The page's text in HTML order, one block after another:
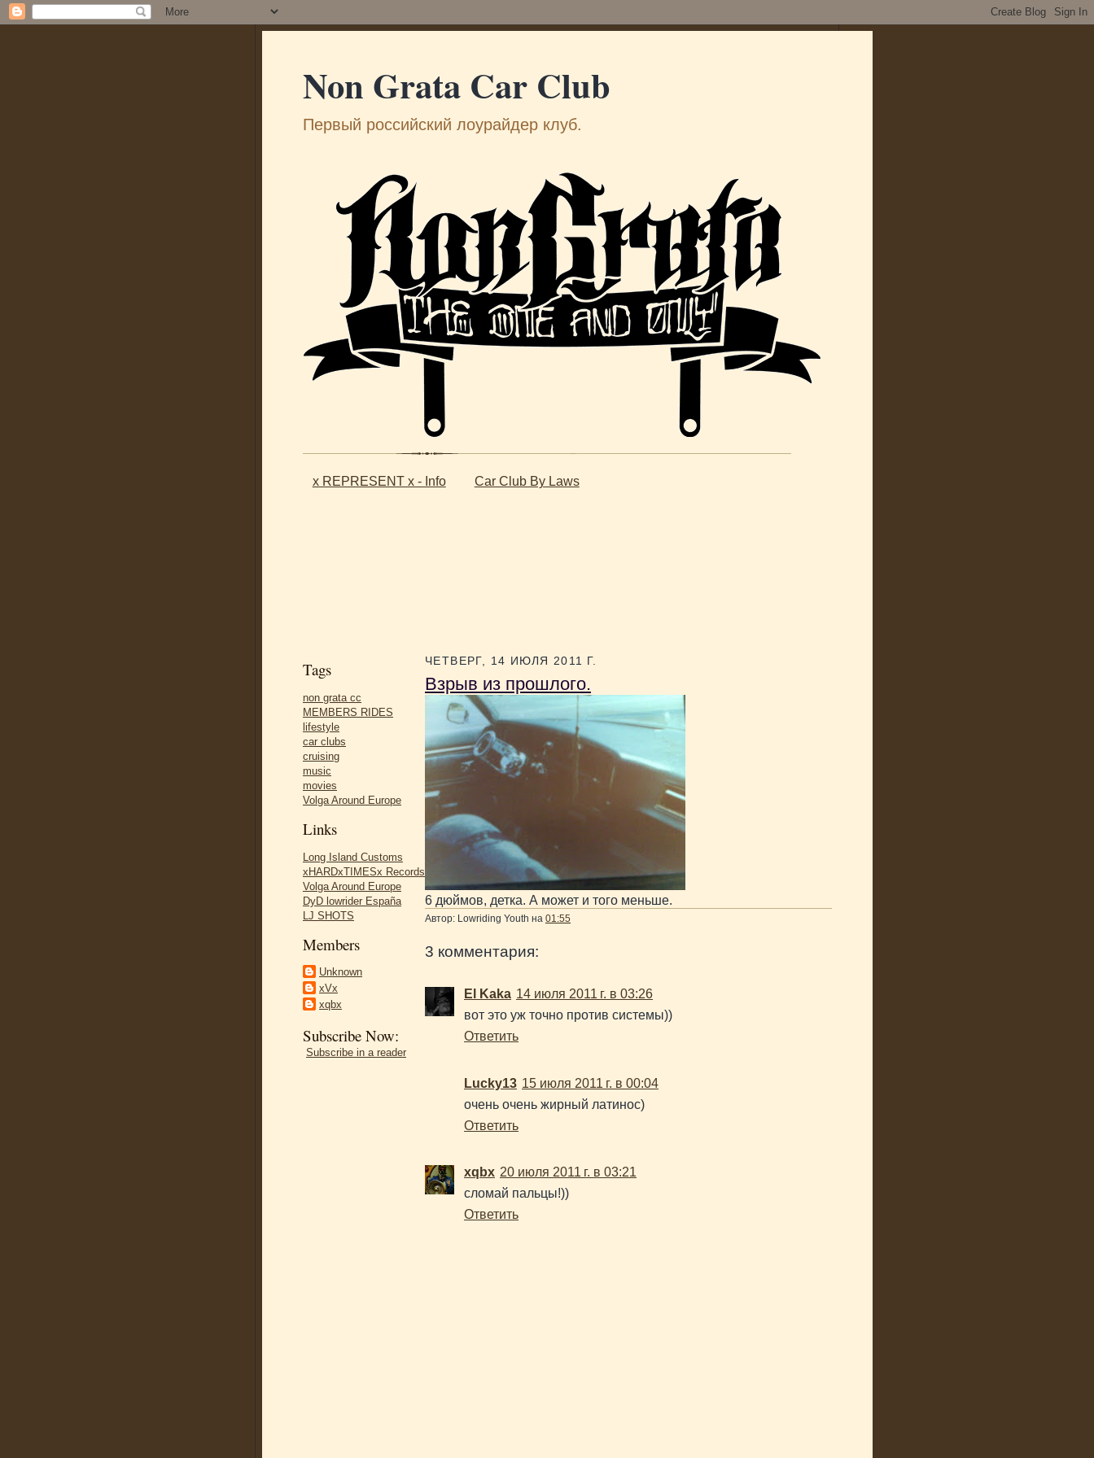
Non Grata Car Club
Первый российский лоурайдер клуб.
x REPRESENT x - Info Car Club By Laws
Tags
non grata cc
MEMBERS RIDES
lifestyle
car clubs
cruising
music
movies
Volga Around Europe
Links
Long Island Customs
xHARDxTIMESx Records
Volga Around Europe
DyD lowrider España
LJ SHOTS
Members
Unknown
xVx
xqbx
Subscribe Now:
Subscribe in a reader
ЧЕТВЕРГ, 14 ИЮЛЯ 2011 Г.
Взрыв из прошлого.
6 дюймов, детка. А может и того меньше.
Автор: Lowriding Youth на 01:55
3 комментария:
El Kaka 14 июля 2011 г. в 03:26
вот это уж точно против системы))
Ответить
Lucky13 15 июля 2011 г. в 00:04
очень очень жирный латинос)
Ответить
xqbx 20 июля 2011 г. в 03:21
сломай пальцы!))
Ответить